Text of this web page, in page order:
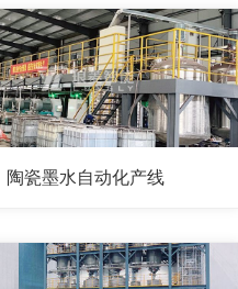
陶瓷墨水自动化产线